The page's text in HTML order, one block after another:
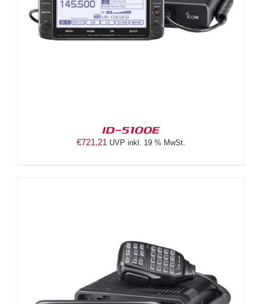
ID-5100E
€721,21 UVP inkl. 19 % MwSt.